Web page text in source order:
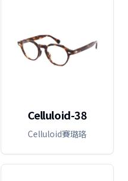
Celluloid-38
Celluloid賽璐珞